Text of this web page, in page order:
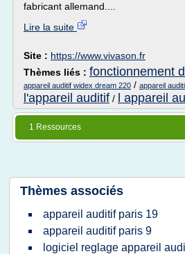
fabricant allemand....
Lire la suite
Site : https://www.vivason.fr
Thèmes liés : fonctionnement
appareil auditif widex dream 220 / appareil
l'appareil auditif / l appareil
1 Ressources
Thèmes associés
appareil auditif paris 19
appareil auditif paris 9
logiciel reglage appareil